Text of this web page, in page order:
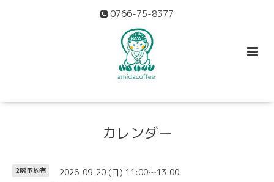
0766-75-8377
カレンダー
2階予約有 2026-09-20 (日) 11:00～13:00